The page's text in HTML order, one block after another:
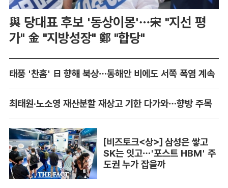
與 당대표 후보 '동상이몽'…宋 "지선 평
가" 金 "지방성장" 鄭 "합당"
태풍 '찬홈' 日 향해 북상…동해안 비에도 서쪽 폭염 계속
최태원·노소영 재산분할 재상고 기한 다가와…향방 주목
[비즈토크<상>] 삼성은 쌓고
SK는 잇고…'포스트 HBM' 주
도권 누가 잡을까